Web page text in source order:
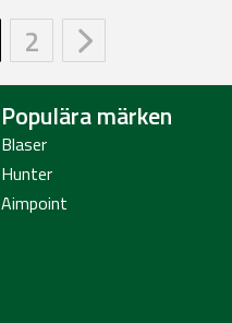
2
Populära märken
Blaser
Hunter
Aimpoint